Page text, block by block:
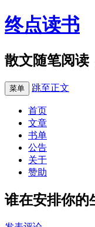
终点读书
散文随笔阅读
菜单 跳至正文
首页
文章
书单
公告
关于
赞助
谁在安排你的